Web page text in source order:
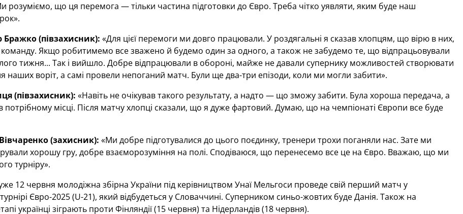
розуміємо, що ця перемога — тільки частина підготовки до Євро. Треба чітко уявляти, яким буде наш
(півзахисник): «Для цієї перемоги ми довго працювали. У роздягальні я сказав хлопцям, що вірю в них,
Якщо робитимемо все зважено й будемо один за одного, а також не забудемо те, що відпрацьовували
тижня... Так і вийшло. Добре відпрацювали в обороні, майже не давали супернику можливостей створювати
наших воріт, а самі провели непоганий матч. Були ще два-три епізоди, коли ми могли забити».
(півзахисник): «Навіть не очікував такого результату, а надто — що зможу забити. Була хороша передача, а
потрібному місці. Після матчу хлопці сказали, що я дуже фартовий. Думаю, що на чемпіонаті Європи все буде
(захисник): «Ми добре підготувалися до цього поєдинку, тренери трохи поганяли нас. Зате ми
хорошу гру, добре взаєморозуміння на полі. Сподіваюся, що перенесемо все це на Євро. Вважаю, що ми
турніру».
12 червня молодіжна збірна України під керівництвом Унаї Мельгоси проведе свій перший матч у
Євро-2025 (U-21), який відбудеться у Словаччині. Суперником синьо-жовтих буде Данія. Також на
українці зіграють проти Фінляндії (15 червня) та Нідерландів (18 червня).